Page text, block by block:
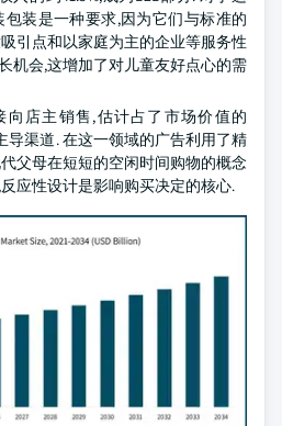
装是一种要求,因为它们与标准的
引点和以家庭为主的企业等服务性
机会,这增加了对儿童友好点心的需
向店主销售,估计占了市场价值的
导渠道. 在这一领域的广告利用了精
父母在短短的空闲时间购物的概念
应性设计是影响购买决定的核心.